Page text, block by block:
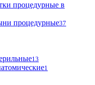
процедурные в
процедурные37
13
1